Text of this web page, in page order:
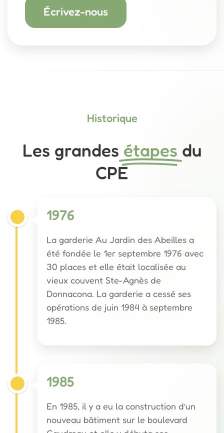
Écrivez-nous
Historique
Les grandes étapes du
CPE
1976
La garderie Au Jardin des Abeilles a
été fondée le 1er septembre 1976 avec
30 places et elle était localisée au
vieux couvent Ste-Agnès de
Donnacona. La garderie a cessé ses
opérations de juin 1984 à septembre
1985.
1985
En 1985, il y a eu la construction d’un
nouveau bâtiment sur le boulevard